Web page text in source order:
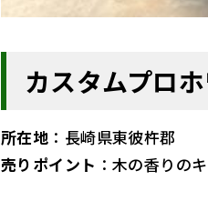
カスタムプロ
所在地 ：長崎県東彼杵郡
売りポイント ：木の香りの